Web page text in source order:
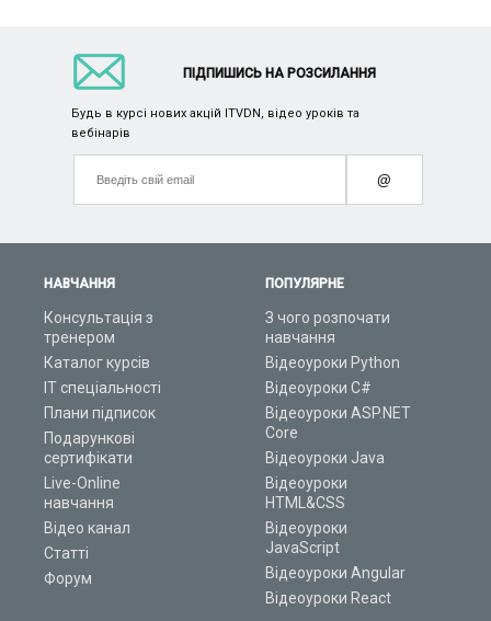
НАВЧАННЯ
Консультація з
тренером
Каталог курсів
ІТ спеціальності
Плани підписок
Подарункові
сертифікати
Live-Online
навчання
Відео канал
Статті
Форум
ПОПУЛЯРНЕ
З чого розпочати
навчання
Відеоуроки Python
Відеоуроки C#
Відеоуроки ASP.NET
Core
Відеоуроки Java
Відеоуроки
HTML&CSS
Відеоуроки
JavaScript
Відеоуроки Angular
Відеоуроки React
ПІДПИШИСЬ НА РОЗСИЛАННЯ
Будь в курсі нових акцій ITVDN, відео уроків та
вебінарів
@